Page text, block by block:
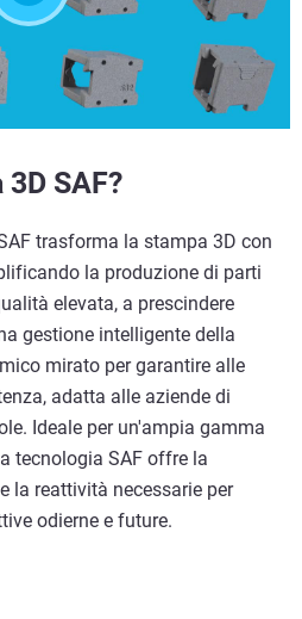
3D SAF?
trasforma la stampa 3D con
la produzione di parti
elevata, a prescindere
gestione intelligente della
mirato per garantire alle
adatta alle aziende di
Ideale per un'ampia gamma
tecnologia SAF offre la
la reattività necessarie per
odierne e future.